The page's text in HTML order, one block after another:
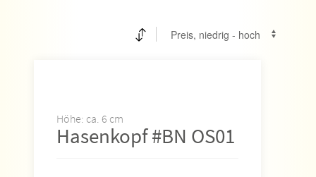
Höhe: ca. 6 cm
Hasenkopf #BN OS01